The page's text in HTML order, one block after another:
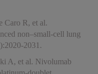
Caro R, et al.
non–small-cell lung
2031.
A, et al. Nivolumab